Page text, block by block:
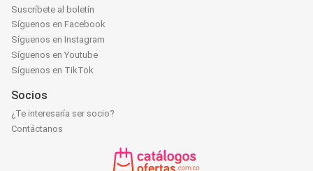
Suscríbete al boletín
Síguenos en Facebook
Síguenos en Instagram
Síguenos en Youtube
Síguenos en TikTok
Socios
¿Te interesaría ser socio?
Contáctanos